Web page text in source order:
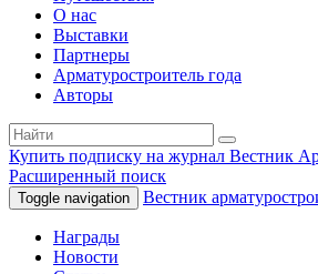
О нас
Выставки
Партнеры
Арматуростроитель года
Авторы
Купить подписку на журнал Вестник
Расширенный поиск
Toggle navigation Вестник
Награды
Новости